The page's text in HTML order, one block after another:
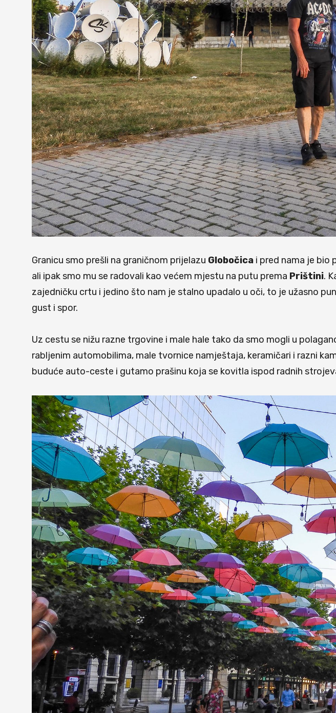
Granicu smo prešli na graničnom prijelazu Globočica i pred nama je bio
ali ipak smo mu se radovali kao većem mjestu na putu prema Prištini.
zajedničku crtu i jedino što nam je stalno upadalo u oči, to je užasno
gust i spor.
Uz cestu se nižu razne trgovine i male hale tako da smo mogli u
rabljenim automobilima, male tvornice namještaja, keramičari i razni
buduće auto-ceste i gutamo prašinu koja se kovitla ispod radnih